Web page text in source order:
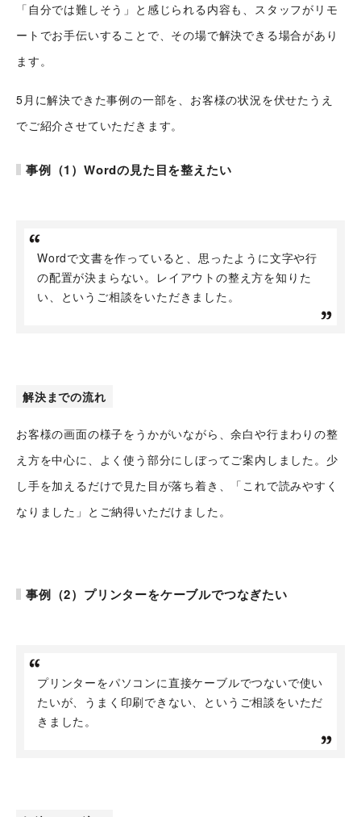
「自分では難しそう」と感じられる内容も、スタッフがリモ
ートでお手伝いすることで、その場で解決できる場合があり
ます。
5月に解決できた事例の一部を、お客様の状況を伏せたうえ
でご紹介させていただきます。
事例（1）Wordの見た目を整えたい
Wordで文書を作っていると、思ったように文字や行
の配置が決まらない。レイアウトの整え方を知りた
い、というご相談をいただきました。
解決までの流れ
お客様の画面の様子をうかがいながら、余白や行まわりの整
え方を中心に、よく使う部分にしぼってご案内しました。少
し手を加えるだけで見た目が落ち着き、「これで読みやすく
なりました」とご納得いただけました。
事例（2）プリンターをケーブルでつなぎたい
プリンターをパソコンに直接ケーブルでつないで使い
たいが、うまく印刷できない、というご相談をいただ
きました。